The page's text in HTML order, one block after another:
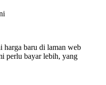
harga baru di laman web
perlu bayar lebih, yang